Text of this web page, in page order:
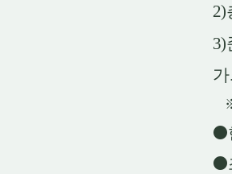
2)
3)
가.
⚫
⚫